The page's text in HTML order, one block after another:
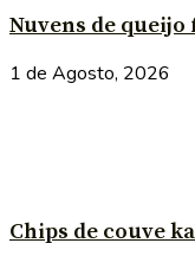
Nuvens de queijo
1 de Agosto, 2026
Chips de couve